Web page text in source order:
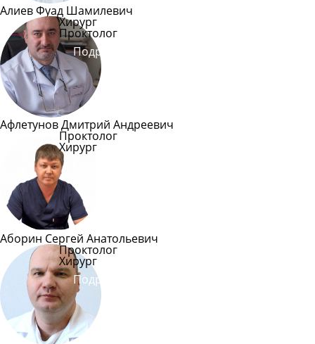
Алиев Фуад Шамилевич
Хирург
Проктолог
Подробнее
Афлетунов Дмитрий Андреевич
Проктолог
Хирург
Аборин Сергей Анатольевич
Проктолог
Хирург
Подробнее